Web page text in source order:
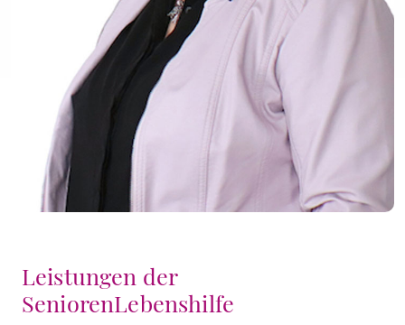
Leistungen der
SeniorenLebenshilfe